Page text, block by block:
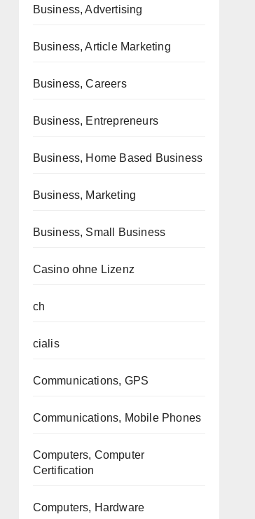
Business, Advertising
Business, Article Marketing
Business, Careers
Business, Entrepreneurs
Business, Home Based Business
Business, Marketing
Business, Small Business
Casino ohne Lizenz
ch
cialis
Communications, GPS
Communications, Mobile Phones
Computers, Computer
Certification
Computers, Hardware